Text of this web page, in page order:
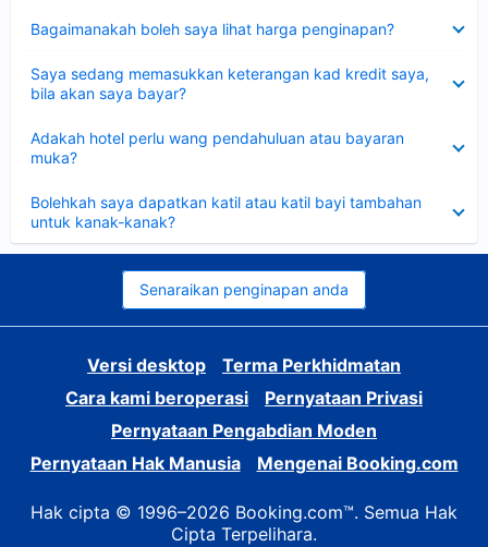
Bagaimanakah boleh saya lihat harga penginapan?
Saya sedang memasukkan keterangan kad kredit saya,
bila akan saya bayar?
Adakah hotel perlu wang pendahuluan atau bayaran
muka?
Bolehkah saya dapatkan katil atau katil bayi tambahan
untuk kanak-kanak?
Senaraikan penginapan anda
Versi desktop
Terma Perkhidmatan
Cara kami beroperasi
Pernyataan Privasi
Pernyataan Pengabdian Moden
Pernyataan Hak Manusia
Mengenai Booking.com
Hak cipta © 1996–2026 Booking.com™. Semua Hak
Cipta Terpelihara.